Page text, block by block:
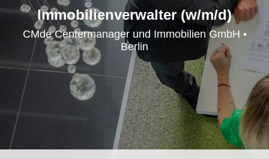
Immobilienverwalter (w/m/d)
CMde Centermanager und Immobilien GmbH •
Berlin